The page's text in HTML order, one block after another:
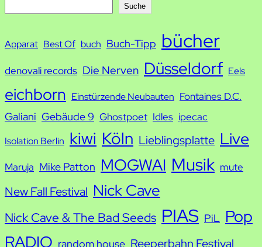
c
Suche
Apparat Best Of buch Buch-Tipp bücher
denovali records Die Nerven Düsseldorf Eels
eichborn Einstürzende Neubauten Fontaines D.C.
Galiani Gebäude 9 Ghostpoet Idles ipecac
Isolation Berlin kiwi Köln Lieblingsplatte Live
Maruja Mike Patton MOGWAI Musik mute
New Fall Festival Nick Cave
Nick Cave & The Bad Seeds PIAS PiL Pop
RADIO random house Reeperbahn Festival